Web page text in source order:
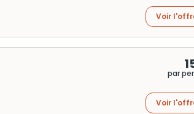
Voir
par
Voir